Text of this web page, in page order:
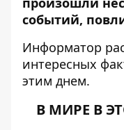
событий,
Информатор
интересных
этим днем.
В МИРЕ В